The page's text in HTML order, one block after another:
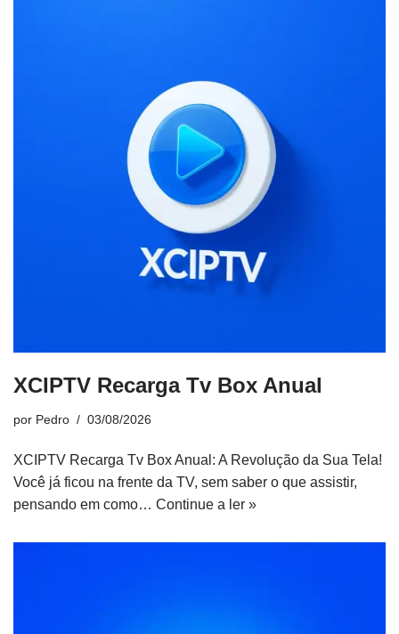
XCIPTV Recarga Tv Box Anual
por Pedro 03/08/2026
XCIPTV Recarga Tv Box Anual: A Revolução da Sua Tela!
Você já ficou na frente da TV, sem saber o que assistir,
pensando em como… Continue a ler »